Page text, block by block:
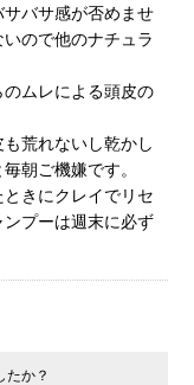
バサ感が否めませ
ので他のナチュラ
ムレによる頭皮の
荒れないし乾かし
朝ご機嫌です。
きにクレイでリセ
プーは週末に必ず
たか？